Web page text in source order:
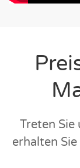
Treten Sie
erhalten